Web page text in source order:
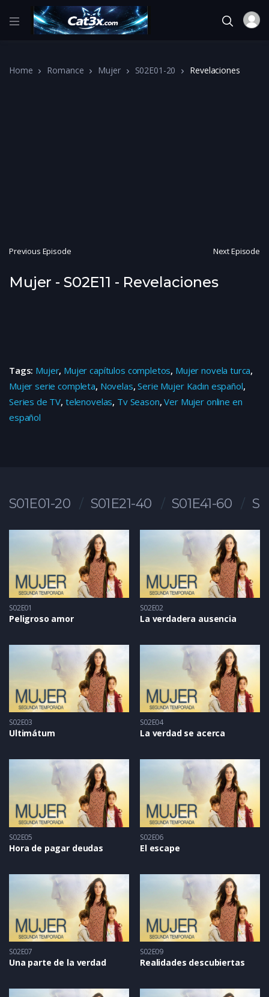
Home Romance Mujer S02E01-20 Revelaciones
Previous Episode Next Episode
Mujer - S02E11 - Revelaciones
Tags: Mujer, Mujer capítulos completos, Mujer novela turca,
Mujer serie completa, Novelas,Serie Mujer Kadın español,
Series de TV, telenovelas, Tv Season,Ver Mujer online en
español
S01E01-20 S01E21-40 S01E41-60
S02E01
Peligroso amor
S02E02
La verdadera ausencia
S02E03
Ultimátum
S02E04
La verdad se acerca
S02E05
Hora de pagar deudas
S02E06
El escape
S02E07
Una parte de la verdad
S02E09
Realidades descubiertas